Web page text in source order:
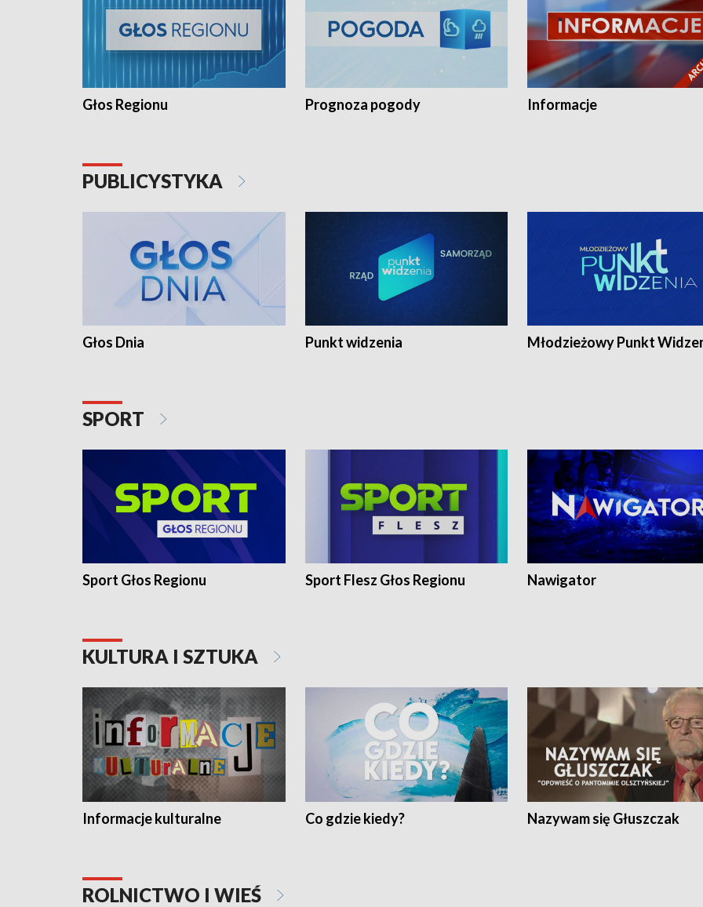
Głos Regionu Prognoza pogody Informacje
PUBLICYSTYKA
Głos Dnia Punkt widzenia Młodzieżowy Punkt
SPORT
Sport Głos Regionu Sport Flesz Głos Regionu Nawigator
KULTURA I SZTUKA
Informacje kulturalne Co gdzie kiedy? Nazywam się Głuszczak
ROLNICTWO I WIEŚ